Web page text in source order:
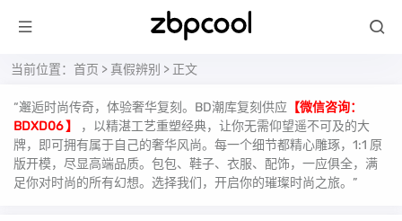
当前位置： 首页 > 真假辨别 > 正文
“邂逅时尚传奇，体验奢华复刻。BD潮库复刻供应 【微信咨询：
BDXD06 】
，以精湛工艺重塑经典，让你无需仰望遥不可及的大
牌，即可拥有属于自己的奢华风尚。每一个细节都精心雕琢，1:1 原
版开模，尽显高端品质。包包、鞋子、衣服、配饰，一应俱全，满
足你对时尚的所有幻想。选择我们，开启你的璀璨时尚之旅。”